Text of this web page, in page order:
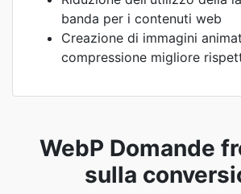
banda per i contenuti web
Creazione di immagini
compressione migliore
WebP Domande
sulla